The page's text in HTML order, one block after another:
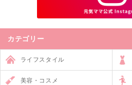
カテゴリー
ライフスタイル
美容・コスメ